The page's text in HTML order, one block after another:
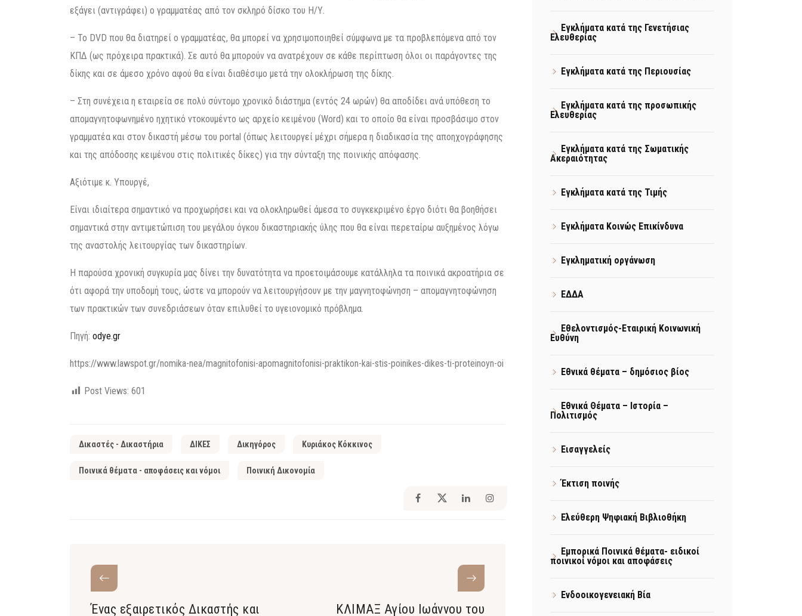
εξάγει (αντιγράφει) ο γραμματέας από τον σκληρό δίσκο του Η/Υ.
– Το DVD που θα διατηρεί ο γραμματέας, θα μπορεί να χρησιμοποιηθεί σύμφωνα με τα προβλεπόμενα από τον
ΚΠΔ (ως πρόχειρα πρακτικά). Σε αυτό θα μπορούν να ανατρέχουν σε κάθε περίπτωση όλοι οι παράγοντες της
δίκης και σε άμεσο χρόνο αφού θα είναι διαθέσιμο μετά την ολοκλήρωση της δίκης.
– Στη συνέχεια η εταιρεία σε πολύ σύντομο χρονικό διάστημα (εντός 24 ωρών) θα αποδίδει ανά υπόθεση το
απομαγνητοφωνημένο ηχητικό ντοκουμέντο ως αρχείο κειμένου (Word) και το οποίο θα είναι προσβάσιμο στον
γραμματέα και στον δικαστή μέσω του portal (όπως λειτουργεί μέχρι σήμερα η διαδικασία της αποηχογράφησης
και της απόδοσης κειμένου στις πολιτικές δίκες) για την σύνταξη της ποινικής απόφασης.
Αξιότιμε κ. Υπουργέ,
Είναι ιδιαίτερα σημαντικό να προχωρήσει και να ολοκληρωθεί άμεσα το συγκεκριμένο έργο διότι θα βοηθήσει
σημαντικά στην αντιμετώπιση του μεγάλου όγκου δικαστηριακής ύλης που θα είναι περεταίρω αυξημένος λόγω
της αναστολής λειτουργίας των δικαστηρίων.
Η παρούσα χρονική συγκυρία μας δίνει την δυνατότητα να προετοιμάσουμε κατάλληλα τα ποινικά ακροατήρια σε
ότι αφορά την υποδομή τους, ώστε να μπορούν να λειτουργήσουν με την μαγνητοφώνηση – απομαγνητοφώνηση
των πρακτικών των συνεδριάσεων όταν επιλυθεί το υγειονομικό πρόβλημα.
Πηγή: odye.gr
https://www.lawspot.gr/nomika-nea/magnitofonisi-apomagnitofonisi-praktikon-kai-stis-poinikes-dikes-ti-proteinoyn-oi
Post Views: 601
Δικαστές - Δικαστήρια ΔΙΚΕΣ Δικηγόρος Κυριάκος Κόκκινος
Ποινικά θέματα - αποφάσεις και νόμοι Ποινική Δικονομία
Ένας εξαιρετικός Δικαστής και ΚΛΙΜΑΞ Αγίου Ιωάννου του
Εγκλήματα κατά της Γενετήσιας
Ελευθερίας
Εγκλήματα κατά της Περιουσίας
Εγκλήματα κατά της προσωπικής
Ελευθερίας
Εγκλήματα κατά της Σωματικής
Ακεραιότητας
Εγκλήματα κατά της Τιμής
Εγκλήματα Κοινώς Επικίνδυνα
Εγκληματική οργάνωση
ΕΔΔΑ
Εθελοντισμός-Εταιρική Κοινωνική
Ευθύνη
Εθνικά θέματα – δημόσιος βίος
Εθνικά Θέματα – Ιστορία –
Πολιτισμός
Εισαγγελείς
Έκτιση ποινής
Ελεύθερη Ψηφιακή Βιβλιοθήκη
Εμπορικά Ποινικά θέματα- ειδικοί
ποινικοί νόμοι και αποφάσεις
Ενδοοικογενειακή Βία